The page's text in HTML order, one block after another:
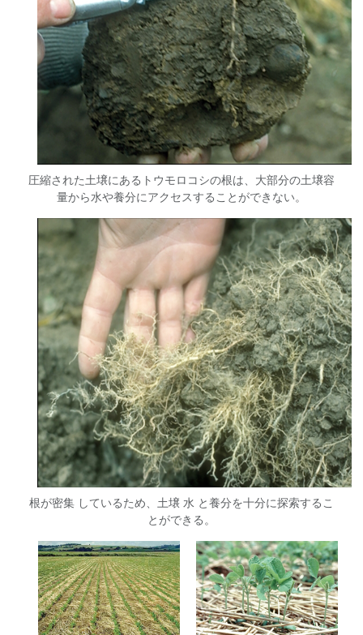
圧縮された土壌にあるトウモロコシの根は、大部分の土壌容
量から水や養分にアクセスすることができない。
根が密集 しているため、土壌 水 と養分を十分に探索するこ
とができる。